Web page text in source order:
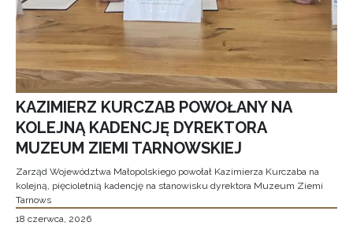
KAZIMIERZ KURCZAB POWOŁANY NA
KOLEJNĄ KADENCJĘ DYREKTORA
MUZEUM ZIEMI TARNOWSKIEJ
Zarząd Województwa Małopolskiego powołał Kazimierza Kurczaba na
kolejną, pięcioletnią kadencję na stanowisku dyrektora Muzeum Ziemi
Tarnows
18 czerwca, 2026